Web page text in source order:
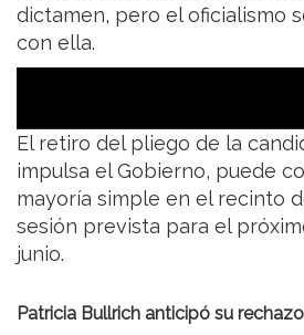
dictamen, pero el oficialismo
con ella.
El retiro del pliego de la
impulsa el Gobierno, puede
mayoría simple en el recinto
sesión prevista para el
junio.
Patricia Bullrich anticipó su